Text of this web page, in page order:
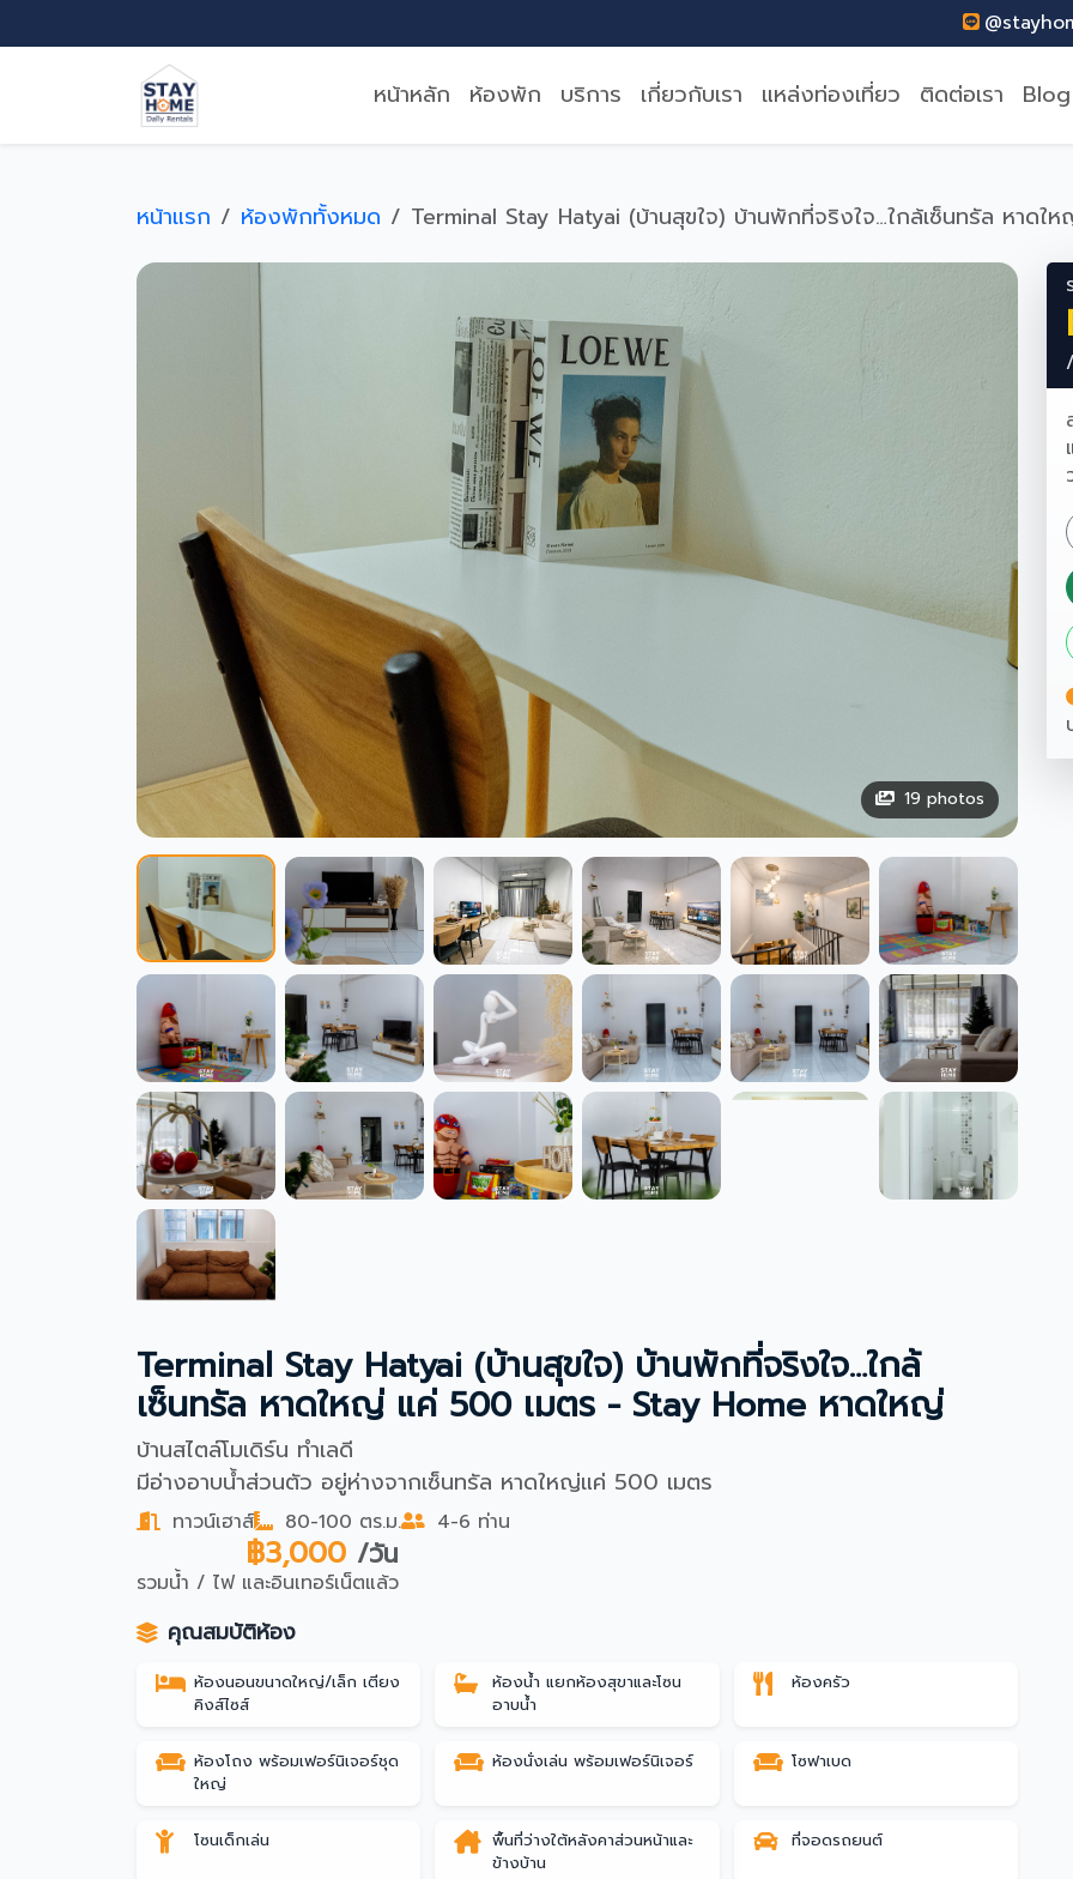
หน้าหลัก ห้องพัก บริการ เกี่ยวกับเรา แหล่งท่องเที่ยว ติดต่อเรา
หน้าแรก ห้องพักทั้งหมด Terminal Stay Hatyai (บ้านสุขใจ) บ้านพักที่จริงใจ…ใกล้เซ็นทรัล หา
19 photos
Terminal Stay Hatyai (บ้านสุขใจ) บ้านพักที่จริงใจ…ใกล้
เซ็นทรัล หาดใหญ่ แค่ 500 เมตร - Stay Home หาดใหญ่
บ้านสไตล์โมเดิร์น ทำเลดี
มีอ่างอาบน้ำส่วนตัว อยู่ห่างจากเซ็นทรัล หาดใหญ่แค่ 500 เมตร
ทาวน์เฮาส์ 80-100 ตร.ม. 4-6 ท่าน
฿3,000 /วัน
รวมน้ำ / ไฟ และอินเทอร์เน็ตแล้ว
คุณสมบัติห้อง
ห้องนอนขนาดใหญ่/เล็ก เตียง
คิงส์ไซส์
ห้องน้ำ แยกห้องสุขาและโซน
อาบน้ำ
ห้องครัว
ห้องโถง พร้อมเฟอร์นิเจอร์ชุด
ใหญ่
ห้องนั่งเล่น พร้อมเฟอร์นิเจอร์ โซฟาเบด
โซนเด็กเล่น
พื้นที่ว่างใต้หลังคาส่วนหน้าและ
ข้างบ้าน
ที่จอดรถยนต์